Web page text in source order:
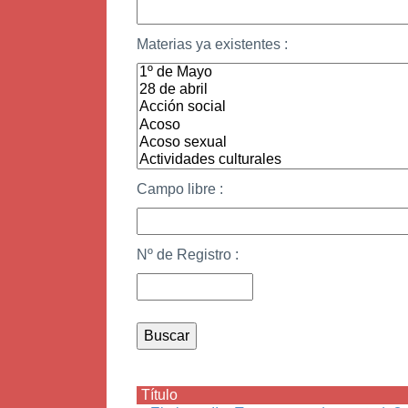
Materias ya existentes :
Campo libre :
Nº de Registro :
Título